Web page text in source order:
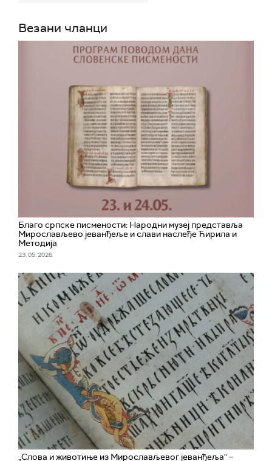
Везани чланци
Благо српске писмености: Народни музеј представља
Мирослављево јеванђеље и слави наслеђе Ћирила и
Методија
23. 05. 2026.
„Слова и животиње из Мирослављевог јеванђеља" –